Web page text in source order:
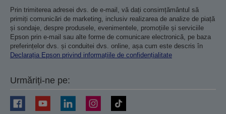
Prin trimiterea adresei dvs. de e-mail, vă dați consimțământul să
primiți comunicări de marketing, inclusiv realizarea de analize de piață
și sondaje, despre produsele, evenimentele, promoțiile și serviciile
Epson prin e-mail sau alte forme de comunicare electronică, pe baza
preferințelor dvs. și conduitei dvs. online, așa cum este descris în
Declarația Epson privind informațiile de confidențialitate
Urmăriți-ne pe: